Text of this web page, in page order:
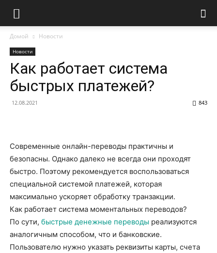
Домой Новости
Новости
Как работает система
быстрых платежей?
12.08.2021 843
Современные онлайн-переводы практичны и
безопасны. Однако далеко не всегда они проходят
быстро. Поэтому рекомендуется воспользоваться
специальной системой платежей, которая
максимально ускоряет обработку транзакции.
Как работает система моментальных переводов?
По сути, быстрые денежные переводы реализуются
аналогичным способом, что и банковские.
Пользователю нужно указать реквизиты карты, счета